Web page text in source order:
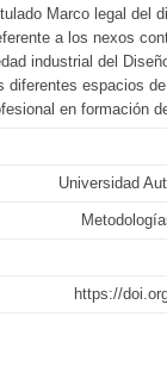
Marco legal del
a los nexos
industrial del
diferentes espacios
en formación
Universidad
https://